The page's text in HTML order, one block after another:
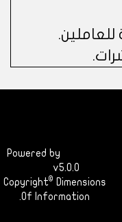
Powered by
v5.0.0
Copyright©
Dimensions
Of Information.